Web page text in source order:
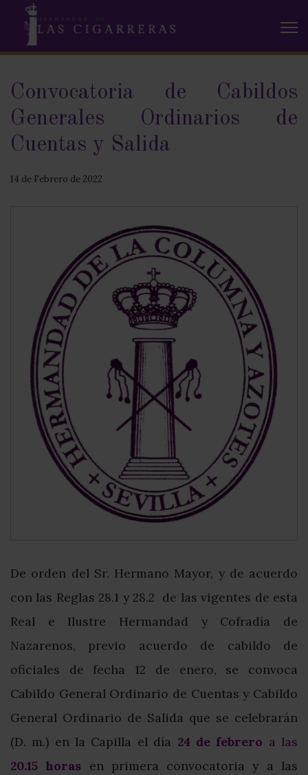
Convocatoria de Cabildos
Generales Ordinarios de
Cuentas y Salida
14 de Febrero de 2022
De orden del Sr. Hermano Mayor, y de acuerdo
con las Reglas 28.1 y 28.2 de las vigentes de esta
Real e Ilustre Hermandad y Cofradía de
Nazarenos, previo acuerdo de cabildo de
oficiales de fecha 12 de enero, se convoca
Cabildo General Ordinario de Cuentas y Cabildo
General Ordinario de Salida que se celebrarán
(D. m.) en la Capilla el día 24 de febrero a las
20.15 horas en primera convocatoria y a las